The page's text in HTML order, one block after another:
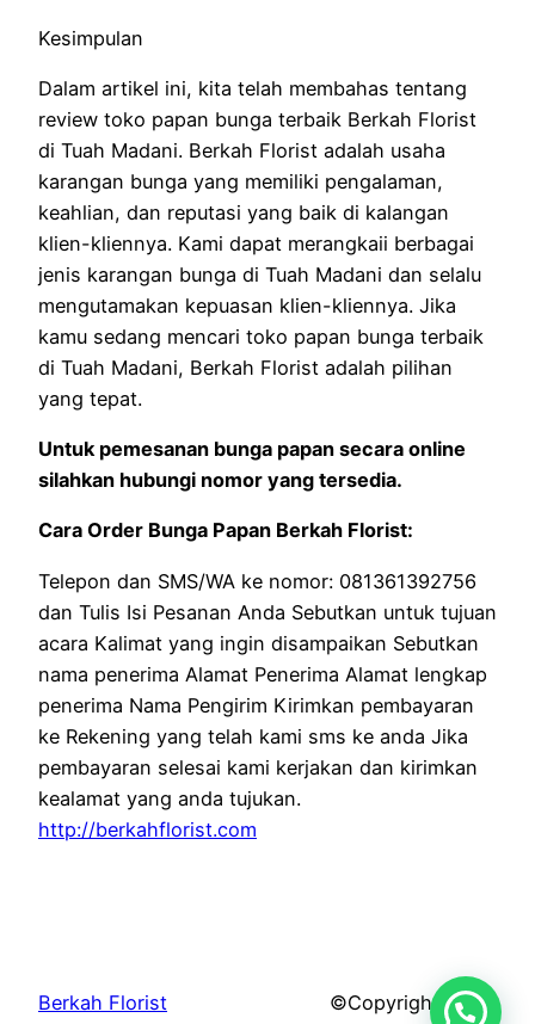
Kesimpulan
Dalam artikel ini, kita telah membahas tentang
review toko papan bunga terbaik Berkah Florist
di Tuah Madani. Berkah Florist adalah usaha
karangan bunga yang memiliki pengalaman,
keahlian, dan reputasi yang baik di kalangan
klien-kliennya. Kami dapat merangkaii berbagai
jenis karangan bunga di Tuah Madani dan selalu
mengutamakan kepuasan klien-kliennya. Jika
kamu sedang mencari toko papan bunga terbaik
di Tuah Madani, Berkah Florist adalah pilihan
yang tepat.
Untuk pemesanan bunga papan secara online
silahkan hubungi nomor yang tersedia.
Cara Order Bunga Papan Berkah Florist:
Telepon dan SMS/WA ke nomor: 081361392756
dan Tulis Isi Pesanan Anda Sebutkan untuk tujuan
acara Kalimat yang ingin disampaikan Sebutkan
nama penerima Alamat Penerima Alamat lengkap
penerima Nama Pengirim Kirimkan pembayaran
ke Rekening yang telah kami sms ke anda Jika
pembayaran selesai kami kerjakan dan kirimkan
kealamat yang anda tujukan.
http://berkahflorist.com
Berkah Florist ©Copyright 2026.